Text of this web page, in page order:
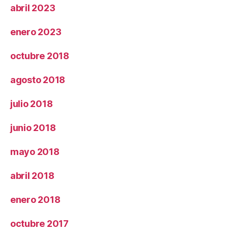
abril 2023
enero 2023
octubre 2018
agosto 2018
julio 2018
junio 2018
mayo 2018
abril 2018
enero 2018
octubre 2017